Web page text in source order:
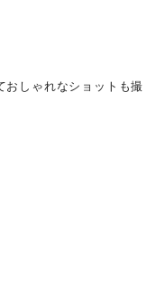
おしゃれなショットも撮